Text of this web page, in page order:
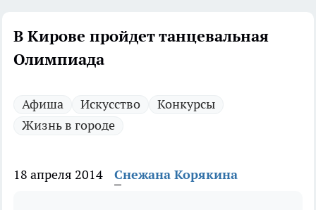
В Кирове пройдет танцевальная
Олимпиада
Афиша Искусство
Конкурсы
Жизнь в городе
18 апреля 2014 Снежана Корякина